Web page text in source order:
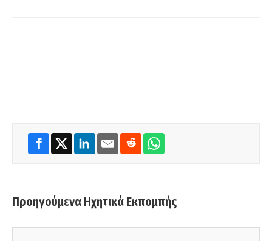
Προηγούμενα Ηχητικά Εκπομπής